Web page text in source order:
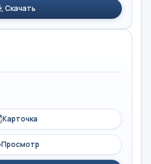
Скачать
Карточка
Просмотр